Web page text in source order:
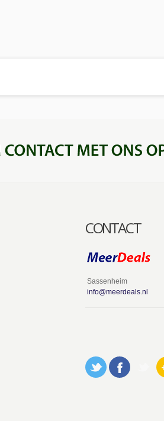
CONTACT
Sassenheim
info@meerdeals.nl